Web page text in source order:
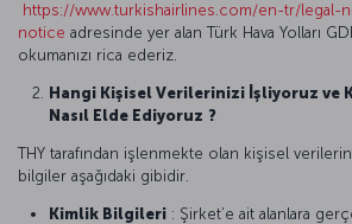
https://www.turkishairlines.com/en-tr/legal-
notice adresinde yer alan Türk Hava Yolları
okumanızı rica ederiz.
Hangi Kişisel Verilerinizi İşliyoruz ve
Nasıl Elde Ediyoruz ?
THY tarafından işlenmekte olan kişisel
bilgiler aşağıdaki gibidir.
Kimlik Bilgileri : Şirket’e ait alanlara